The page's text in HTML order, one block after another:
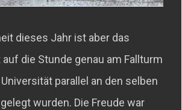
dieses Jahr ist aber das
die Stunde genau am Fallturm
parallel an den selben
wurden. Die Freude war